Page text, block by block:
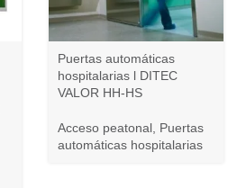
Puertas automáticas
hospitalarias l DITEC
VALOR HH-HS
Acceso peatonal Puertas
automáticas hospitalarias